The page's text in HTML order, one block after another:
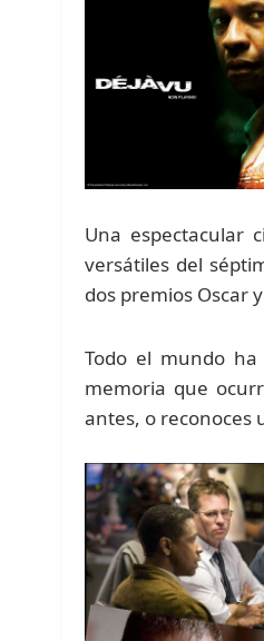
Una espectacular
versátiles del
dos premios Oscar
Todo el mundo ha
memoria que
antes, o reconoces